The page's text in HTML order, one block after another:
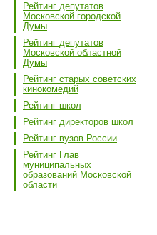
Рейтинг депутатов
Московской городской
Думы
Рейтинг депутатов
Московской областной
Думы
Рейтинг старых советских
кинокомедий
Рейтинг школ
Рейтинг директоров школ
Рейтинг вузов России
Рейтинг Глав
муниципальных
образований Московской
области